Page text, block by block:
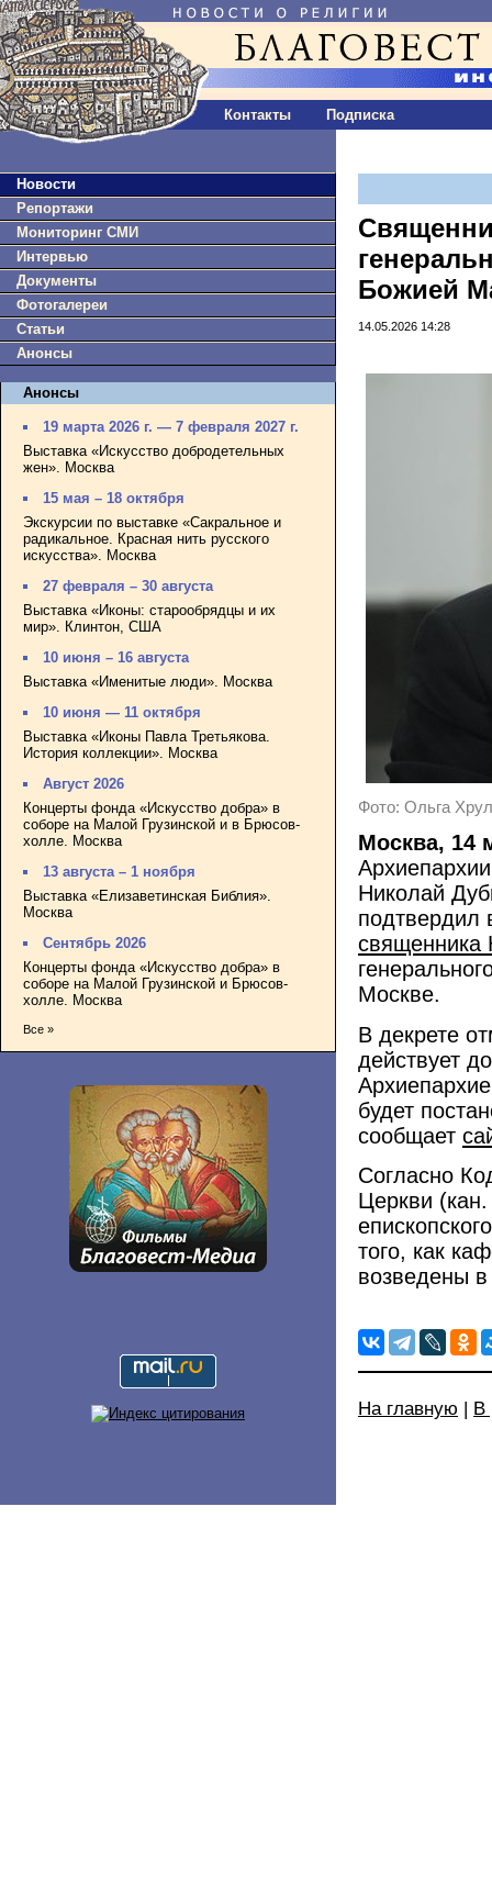
Контакты Подписка
Новости
Репортажи
Мониторинг СМИ
Интервью
Документы
Фотогалереи
Статьи
Анонсы
Анонсы
19 марта 2026 г. — 7 февраля 2027 г.
Выставка «Искусство добродетельных
жен». Москва
15 мая – 18 октября
Экскурсии по выставке «Сакральное и
радикальное. Красная нить русского
искусства». Москва
27 февраля – 30 августа
Выставка «Иконы: старообрядцы и их
мир». Клинтон, США
10 июня – 16 августа
Выставка «Именитые люди». Москва
10 июня — 11 октября
Выставка «Иконы Павла Третьякова.
История коллекции». Москва
Август 2026
Концерты фонда «Искусство добра» в
соборе на Малой Грузинской и в Брюсов-
холле. Москва
13 августа – 1 ноября
Выставка «Елизаветинская Библия».
Москва
Сентябрь 2026
Концерты фонда «Искусство добра» в
соборе на Малой Грузинской и Брюсов-
холле. Москва
Все »
Божией
14.05.2026 14:28
Фото: Ольга
Москва, 14
Николай
подтвердил
священника
Москве.
В декрете
действует
будет
сообщает
Согласно
Церкви
того, как
возведены в
На главную | В